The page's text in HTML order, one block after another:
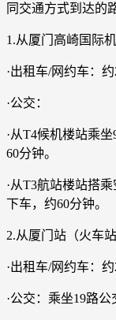
同交通方式到达的
1.从厦门高崎国际
·出租车/网约车：
·公交：
·从T4候机楼站乘
60分钟。
·从T3航站楼站搭
下车，约60分钟。
2.从厦门站（火车
·出租车/网约车：
·公交：乘坐19路